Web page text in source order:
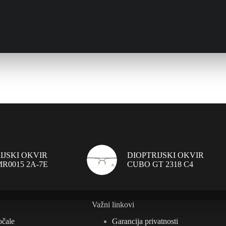
OKVIR
2A-7E
DIOPTRIJSKI OKVIR
CUBO GT 2318 C4
Važni linkovi
Garancija privatnosti